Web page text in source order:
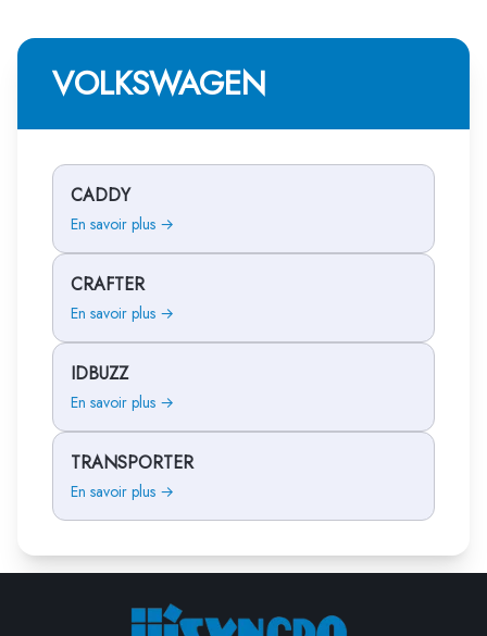
VOLKSWAGEN
CADDY
En savoir plus →
CRAFTER
En savoir plus →
IDBUZZ
En savoir plus →
TRANSPORTER
En savoir plus →